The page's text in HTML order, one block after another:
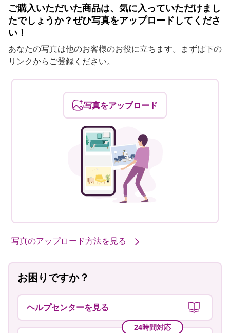
ご購入いただいた商品は、気に入っていただけまし
たでしょうか？ぜひ写真をアップロードしてくださ
い！
あなたの写真は他のお客様のお役に立ちます。まずは下の
リンクからご登録ください。
写真をアップロード
写真のアップロード方法を見る
お困りですか？
ヘルプセンターを見る
24時間対応